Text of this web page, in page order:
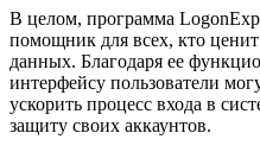
В целом, программа
помощник для всех, кто ценит
данных. Благодаря ее
интерфейсу пользователи
ускорить процесс входа в
защиту своих аккаунтов.